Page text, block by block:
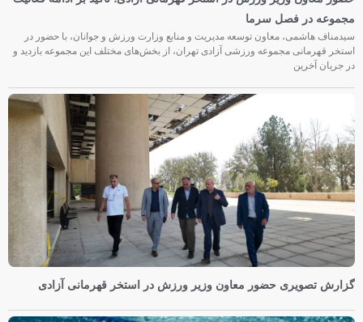
مجموعه در فصل سرما
سیدمناف هاشمی، معاون توسعه مدیریت و منابع وزارت ورزش و جوانان، با حضور در
استخر قهرمانی مجموعه ورزشی آزادی تهران، از بخش‌های مختلف این مجموعه بازدید و
در جریان آخرین
گزارش تصویری حضور معاون وزیر ورزش در استخر قهرمانی آزادی